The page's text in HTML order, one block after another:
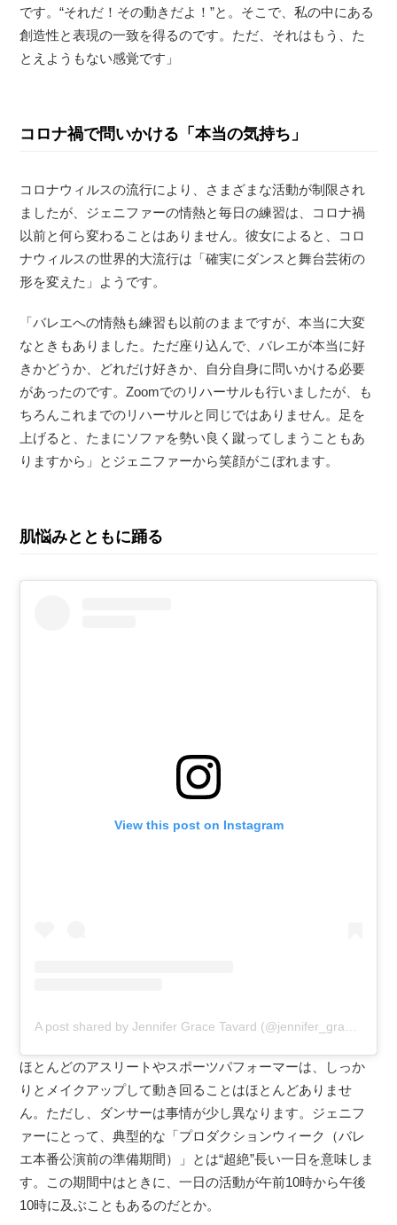
です。“それだ！その動きだよ！”と。そこで、私の中にある
創造性と表現の一致を得るのです。ただ、それはもう、た
とえようもない感覚です」
コロナ禍で問いかける「本当の気持ち」
コロナウィルスの流行により、さまざまな活動が制限され
ましたが、ジェニファーの情熱と毎日の練習は、コロナ禍
以前と何ら変わることはありません。彼女によると、コロ
ナウィルスの世界的大流行は「確実にダンスと舞台芸術の
形を変えた」ようです。
「バレエへの情熱も練習も以前のままですが、本当に大変
なときもありました。ただ座り込んで、バレエが本当に好
きかどうか、どれだけ好きか、自分自身に問いかける必要
があったのです。Zoomでのリハーサルも行いましたが、も
ちろんこれまでのリハーサルと同じではありません。足を
上げると、たまにソファを勢い良く蹴ってしまうこともあ
りますから」とジェニファーから笑顔がこぼれます。
肌悩みとともに踊る
View this post on Instagram
A post shared by Jennifer Grace Tavard (@jennifer_grace11)
ほとんどのアスリートやスポーツパフォーマーは、しっか
りとメイクアップして動き回ることはほとんどありませ
ん。ただし、ダンサーは事情が少し異なります。ジェニフ
ァーにとって、典型的な「プロダクションウィーク（バレ
エ本番公演前の準備期間）」とは“超絶”長い一日を意味しま
す。この期間中はときに、一日の活動が午前10時から午後
10時に及ぶこともあるのだとか。